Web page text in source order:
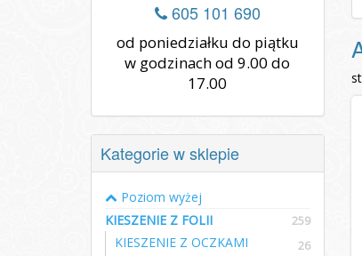
605 101 690
od poniedziałku do piątku
w godzinach od 9.00 do
17.00
Kategorie w sklepie
Poziom wyżej
KIESZENIE Z FOLII
259
KIESZENIE Z OCZKAMI 26